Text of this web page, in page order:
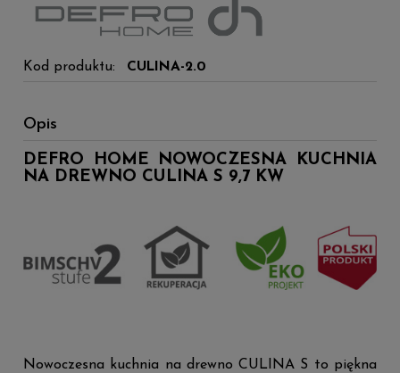
Kod produktu: CULINA-2.0
Opis
DEFRO HOME NOWOCZESNA KUCHNIA
NA DREWNO CULINA S 9,7 KW
Nowoczesna kuchnia na drewno CULINA S to piękna